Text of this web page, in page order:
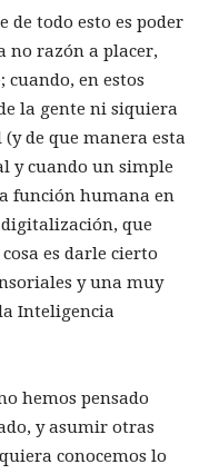
de todo esto es poder
no razón a placer,
en estos
la gente ni siquiera
de que manera esta
y cuando un simple
función humana en
que
es darle cierto
y una muy
Inteligencia
hemos pensado
y asumir otras
conocemos lo